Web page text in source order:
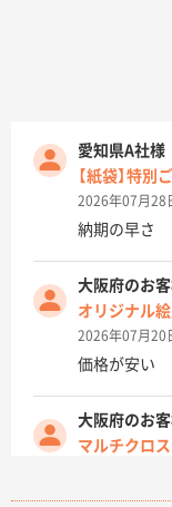
愛知県A社様
【紙袋】特別
2026年07月28
納期の早さ
大阪府のお
オリジナル
2026年07月20
価格が安い
大阪府のお
マルチクロ
原稿データ